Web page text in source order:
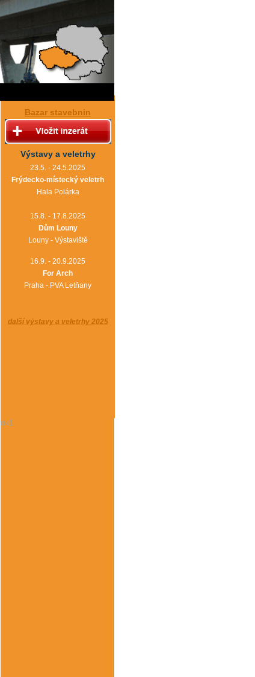
Bazar stavebnin
Výstavy a veletrhy
23.5. - 24.5.2025
Frýdecko-místecký veletrh
Hala Polárka
15.8. - 17.8.2025
Dům Louny
Louny - Výstaviště
16.9. - 20.9.2025
For Arch
Praha - PVA Letňany
další výstavy a veletrhy 2025
ok1